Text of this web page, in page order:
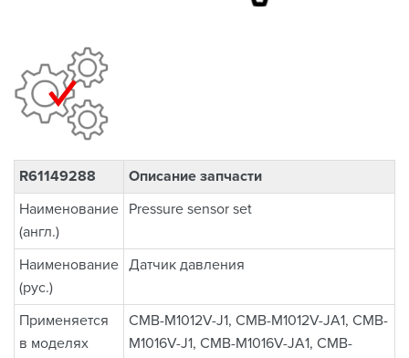
R61149288
Описание запчасти
Наименование
(англ.)
Pressure sensor set
Наименование
(рус.)
Датчик давления
Применяется
в моделях
CMB-M1012V-J1, CMB-M1012V-JA1, CMB-
M1016V-J1, CMB-M1016V-JA1, CMB-